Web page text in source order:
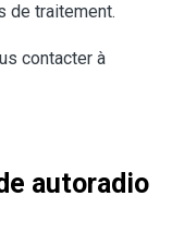
de traitement.
contacter à
autoradio